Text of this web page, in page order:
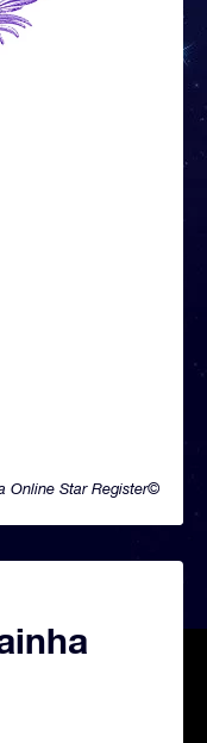
Online Star Register©